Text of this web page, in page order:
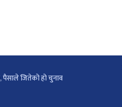
पैसाले जितेको हो चुनाव